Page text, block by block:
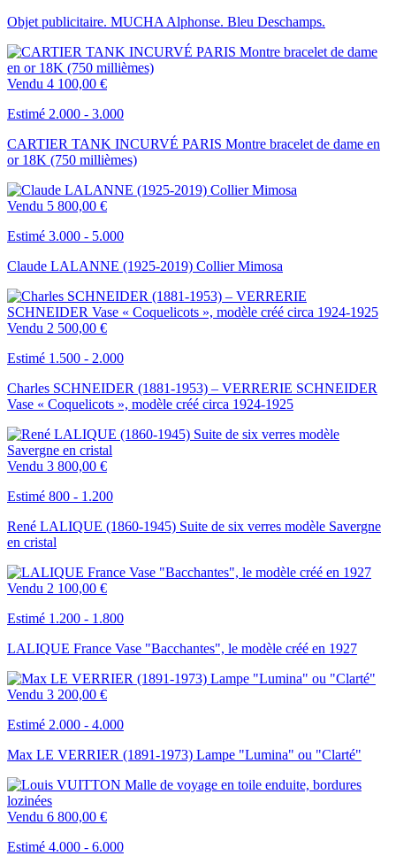
Objet publicitaire. MUCHA Alphonse. Bleu Deschamps.
Vendu 4 100,00 €
Estimé 2.000 - 3.000
CARTIER TANK INCURVÉ PARIS Montre bracelet de dame en
or 18K (750 millièmes)
Vendu 5 800,00 €
Estimé 3.000 - 5.000
Claude LALANNE (1925-2019) Collier Mimosa
Vendu 2 500,00 €
Estimé 1.500 - 2.000
Charles SCHNEIDER (1881-1953) – VERRERIE SCHNEIDER
Vase « Coquelicots », modèle créé circa 1924-1925
Vendu 3 800,00 €
Estimé 800 - 1.200
René LALIQUE (1860-1945) Suite de six verres modèle Savergne
en cristal
Vendu 2 100,00 €
Estimé 1.200 - 1.800
LALIQUE France Vase "Bacchantes", le modèle créé en 1927
Vendu 3 200,00 €
Estimé 2.000 - 4.000
Max LE VERRIER (1891-1973) Lampe "Lumina" ou "Clarté"
Vendu 6 800,00 €
Estimé 4.000 - 6.000